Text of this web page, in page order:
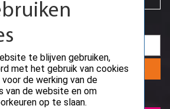
Aanmelden
te blijven gebruiken,
met het gebruik van cookies
voor de werking van de
van de website en om
op te slaan.